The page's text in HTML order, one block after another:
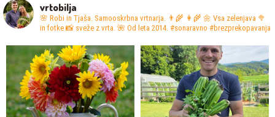
vrtobilja
🌸 Robi in Tjaša. Samooskrbna vrtnarja. 👨‍🌾 👩‍🌾 🌼 Vsa zelenjava 🥦
in fotke 📸 sveže z vrta. 🌺 Od leta 2014. #sonaravno #brezprekopavanja